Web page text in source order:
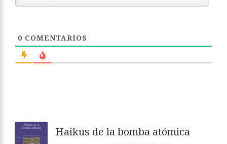
0 COMENTARIOS
Haikus de la bomba atómica